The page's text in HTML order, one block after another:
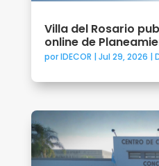
Villa del Rosario
online de
porIDECOR | Jul 29, 2026 |